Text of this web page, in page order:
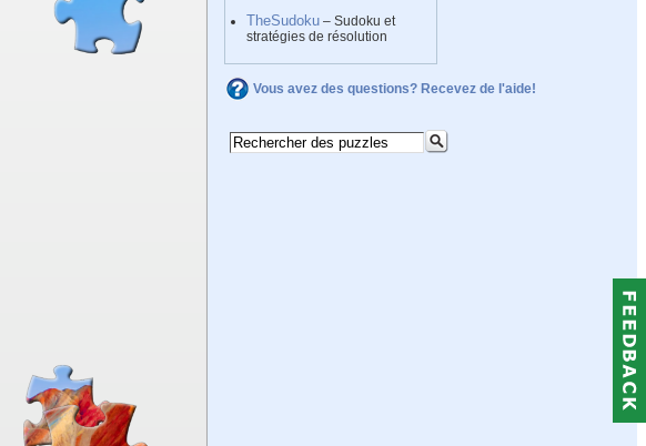
TheSudoku – Sudoku et
stratégies de résolution
Vous avez des questions? Recevez de l'aide!